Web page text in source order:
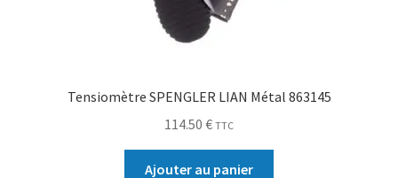
Tensiomètre SPENGLER LIAN Métal 863145
114.50 € TTC
Ajouter au panier